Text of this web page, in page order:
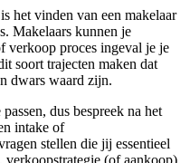
het vinden van een makelaar
Makelaars kunnen je
verkoop proces ingeval je je
soort trajecten maken dat
dwars waard zijn.
dus bespreek na het
intake of
stellen die jij essentieel